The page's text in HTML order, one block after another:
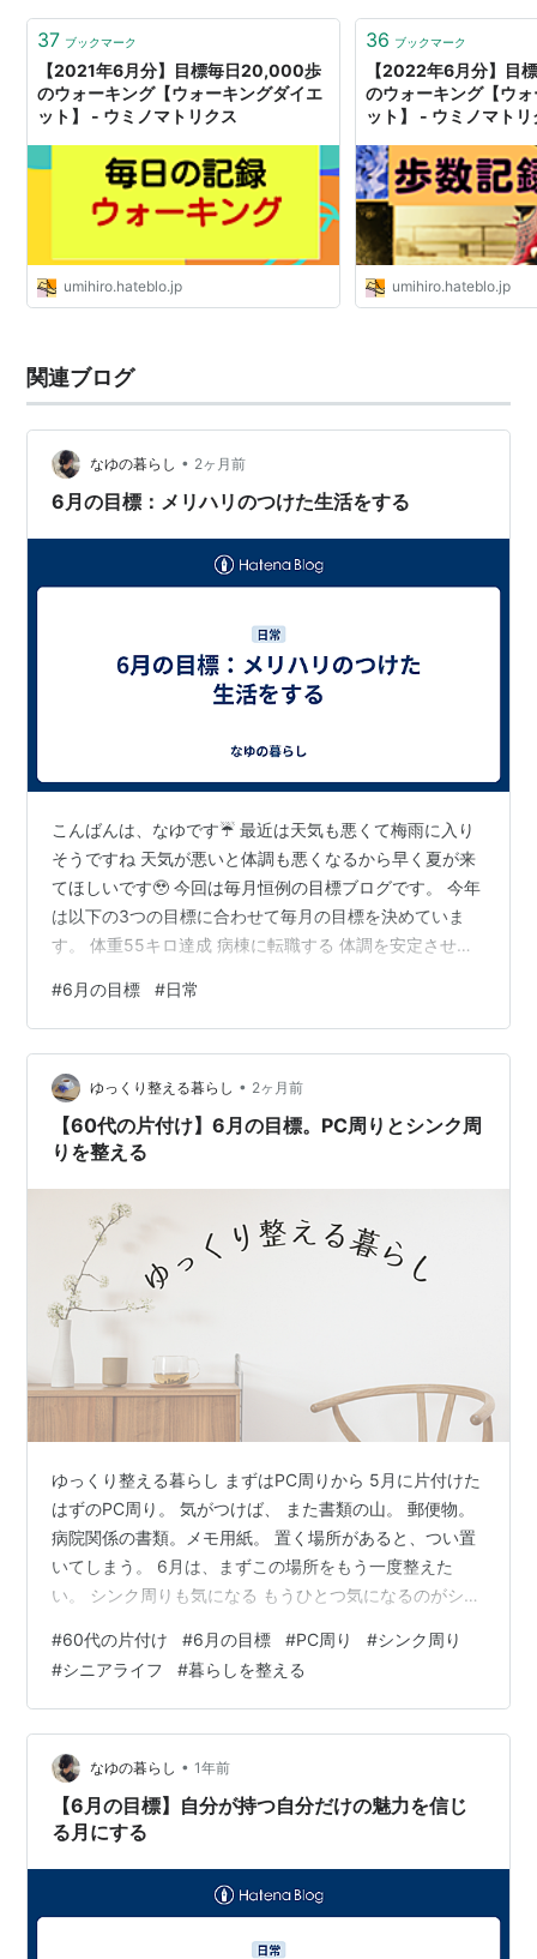
37 ブックマーク
【2021年6月分】目標毎日20,000歩
のウォーキング【ウォーキングダイエ
ット】 - ウミノマトリクス
umihiro.hateblo.jp
36 ブックマーク
【2022年6月分】目
のウォーキング【ウ
ット】 - ウミノマトリ
umihiro.hateblo.jp
関連ブログ
なゆの暮らし • 2ヶ月前
6月の目標：メリハリのつけた生活をする
こんばんは、なゆです☔️ 最近は天気も悪くて梅雨に入り
そうですね 天気が悪いと体調も悪くなるから早く夏が来
てほしいです🥹 今回は毎月恒例の目標ブログです。 今年
は以下の3つの目標に合わせて毎月の目標を決めていま
す。 体重55キロ達成 病棟に転職する 体調を安定させる
今月で上半期も終わってしまうので、気を引き締めてい
きます💪 6月の目標：メリハリをつけた生活をする 体重
60キロ台に1回でも行く ゆるく仕事をして貯金をする 無
理な時は周りに伝える まとめ 6月の目標：メリハリをつ
けた生活をする 6月は天気も悪くなってメンタルも落ち
がち。 だけど…
#6月の目標 #日常
ゆっくり整える暮らし • 2ヶ月前
【60代の片付け】6月の目標。PC周りとシンク周
りを整える
ゆっくり整える暮らし まずはPC周りから 5月に片付けた
はずのPC周り。 気がつけば、 また書類の山。 郵便物。
病院関係の書類。メモ用紙。 置く場所があると、つい置
いてしまう。 6月は、まずこの場所をもう一度整えた
い。 シンク周りも気になる もうひとつ気になるのがシン
う場所だからこそ、 少しずつ物が増えていく。 気がつく
とゴチャゴチャ。 見ているだけで疲れてしまう。 完璧じ
ゃなくていい 若い頃のように、 一日で全部片付けるのは
難しい。 だから少しずつ。 今日はPC周り。 明日はシン
ク周り。 そんなペースで十分。 6月の目標 6月の目標は
シン…
#60代の片付け #6月の目標 #PC周り #シンク周り
#シニアライフ #暮らしを整える
なゆの暮らし • 1年前
【6月の目標】自分が持つ自分だけの魅力を信じ
る月にする